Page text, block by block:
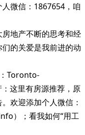
微信：1867654，咱
房地产不断的思考和经
的关爱是我前进的动
Toronto-
这里有房源推荐，原
欢迎添加个人微信：
）；看我如何“用工